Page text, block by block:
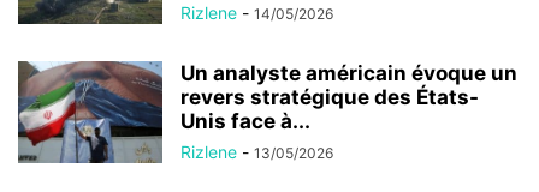
Rizlene - 14/05/2026
Un analyste américain évoque un
revers stratégique des États-
Unis face à...
Rizlene - 13/05/2026